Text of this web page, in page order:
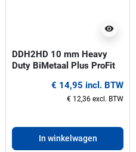
visibility
DDH2HD 10 mm Heavy
Duty BiMetaal Plus ProFit
32-210 mm€ 14,95 incl. BTW
€ 12,36 excl. BTW
In winkelwagen